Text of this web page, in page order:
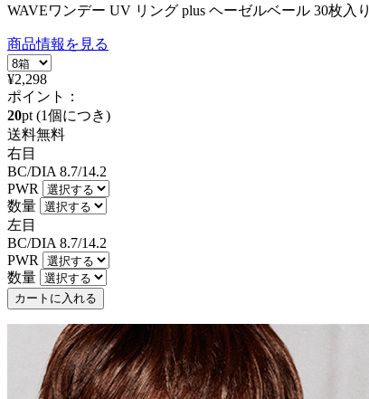
WAVEワンデー UV リング plus ヘーゼルベール 30枚入り
商品情報を見る
¥2,298
ポイント：
20pt (1個につき)
送料無料
右目
BC/DIA 8.7/14.2
PWR
数量
左目
BC/DIA 8.7/14.2
PWR
数量
カートに入れる